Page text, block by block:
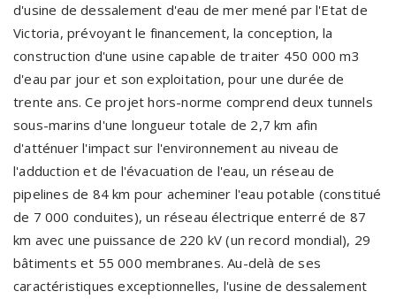
d'usine de dessalement d'eau de mer mené par l'Etat de
Victoria, prévoyant le financement, la conception, la
construction d'une usine capable de traiter 450 000 m3
d'eau par jour et son exploitation, pour une durée de
trente ans. Ce projet hors-norme comprend deux tunnels
sous-marins d'une longueur totale de 2,7 km afin
d'atténuer l'impact sur l'environnement au niveau de
l'adduction et de l'évacuation de l'eau, un réseau de
pipelines de 84 km pour acheminer l'eau potable (constitué
de 7 000 conduites), un réseau électrique enterré de 87
km avec une puissance de 220 kV (un record mondial), 29
bâtiments et 55 000 membranes. Au-delà de ses
caractéristiques exceptionnelles, l'usine de dessalement